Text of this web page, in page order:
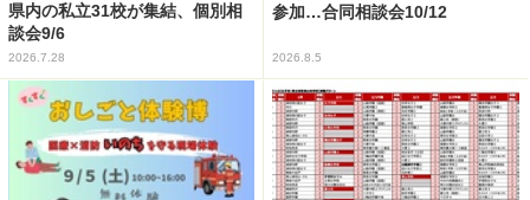
県内の私立31校が集結、個別相
談会9/6
2026.7.28
参加…合同相談会10/12
2026.8.5